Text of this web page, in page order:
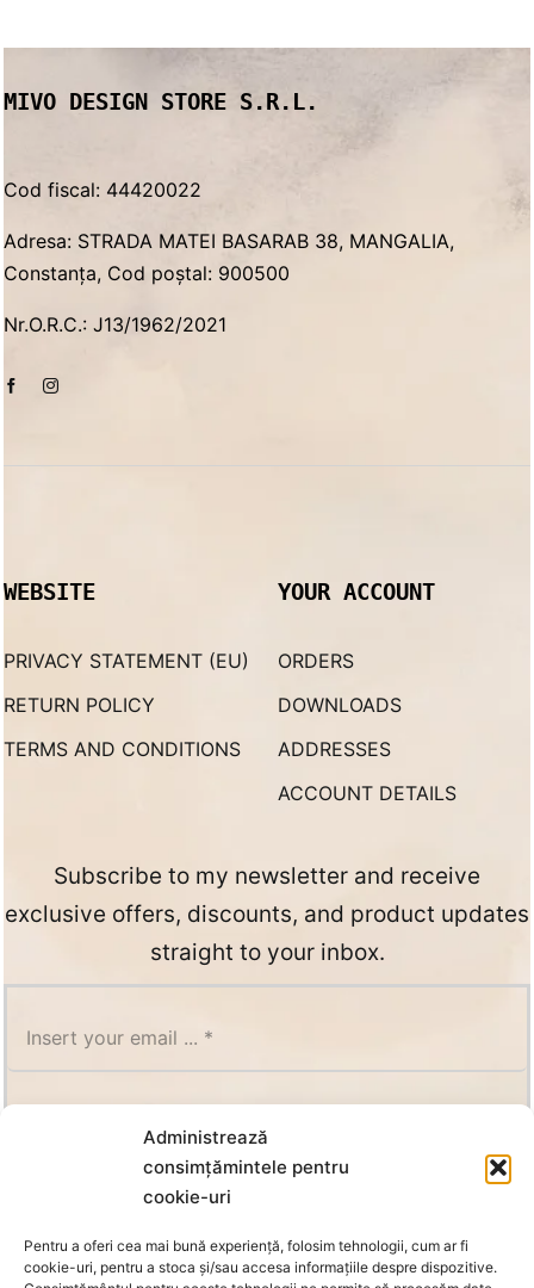
Administrează
consimțămintele pentru
cookie-uri
Pentru a oferi cea mai bună experiență, folosim tehnologii, cum ar fi
cookie-uri, pentru a stoca și/sau accesa informațiile despre dispozitive.
MIVO DESIGN STORE S.R.L.
Cod fiscal: 44420022
Adresa: STRADA MATEI BASARAB 38, MANGALIA,
Constanța, Cod poștal: 900500
Nr.O.R.C.: J13/1962/2021
WEBSITE
PRIVACY STATEMENT (EU)
RETURN POLICY
TERMS AND CONDITIONS
YOUR ACCOUNT
ORDERS
DOWNLOADS
ADDRESSES
ACCOUNT DETAILS
Subscribe to my newsletter and receive
exclusive offers, discounts, and product updates
straight to your inbox.
SUBSCRIBE